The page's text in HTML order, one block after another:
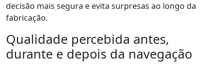
decisão mais segura e evita surpresas ao longo da
fabricação.
Qualidade percebida antes,
durante e depois da navegação